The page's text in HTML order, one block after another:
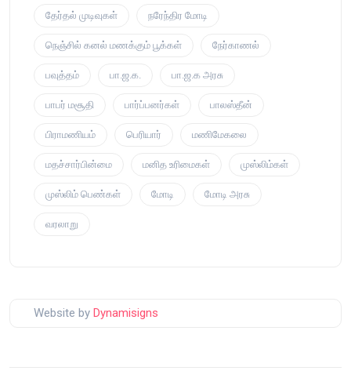
தேர்தல் முடிவுகள் நரேந்திர மோடி
நெஞ்சில் கனல் மணக்கும் பூக்கள் நேர்காணல்
பவுத்தம் பா.ஜ.க. பா.ஜ.க அரசு
பாபர் மசூதி பார்ப்பனர்கள் பாலஸ்தீன்
பிராமணியம் பெரியார் மணிமேகலை
மதச்சார்பின்மை மனித உரிமைகள் முஸ்லிம்கள்
முஸ்லிம் பெண்கள் மோடி மோடி அரசு
வரலாறு
Website by Dynamisigns